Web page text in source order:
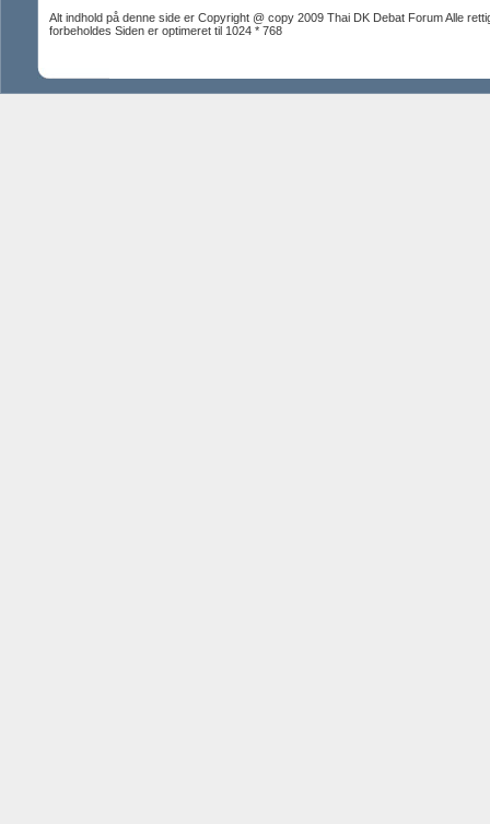
Alt indhold på denne side er Copyright @ copy 2009 Thai DK Debat Forum Alle
forbeholdes Siden er optimeret til 1024 * 768